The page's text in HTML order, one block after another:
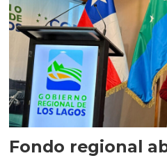
Fondo regional